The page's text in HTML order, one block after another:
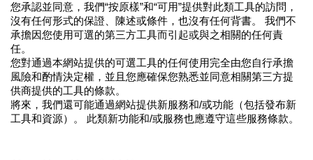
您承認並同意，我們“按原樣”和“可用”提供對此類工具的訪問，
沒有任何形式的保證、陳述或條件，也沒有任何背書。 我們不
承擔因您使用可選的第三方工具而引起或與之相關的任何責
任。
您對通過本網站提供的可選工具的任何使用完全由您自行承擔
風險和酌情決定權，並且您應確保您熟悉並同意相關第三方提
供商提供的工具的條款。
將來，我們還可能通過網站提供新服務和/或功能（包括發布新
工具和資源）。 此類新功能和/或服務也應遵守這些服務條款。